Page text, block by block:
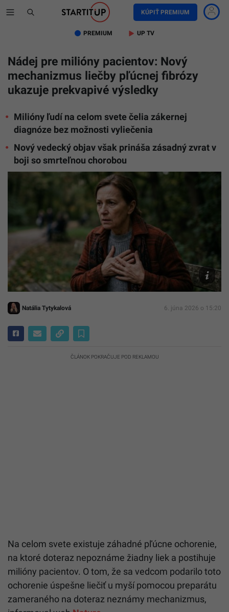
KÚPIŤ PREMIUM
PREMIUM UP TV
Nádej pre milióny pacientov: Nový
mechanizmus liečby pľúcnej fibrózy
ukazuje prekvapivé výsledky
Milióny ľudí na celom svete čelia zákernej
diagnóze bez možnosti vyliečenia
Nový vedecký objav však prináša zásadný zvrat v
boji so smrteľnou chorobou
foto
AI
Natália Tytykalová 6. júna 2026 o 15:20
ČLÁNOK POKRAČUJE POD REKLAMOU
Na celom svete existuje záhadné pľúcne ochorenie,
na ktoré doteraz nepoznáme žiadny liek a postihuje
milióny pacientov. O tom, že sa vedcom podarilo toto
ochorenie úspešne liečiť u myší pomocou preparátu
zameraného na doteraz neznámy mechanizmus,